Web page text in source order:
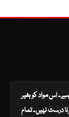
ہے۔ اس مواد کو بغیر
درست نہیں۔ تمام